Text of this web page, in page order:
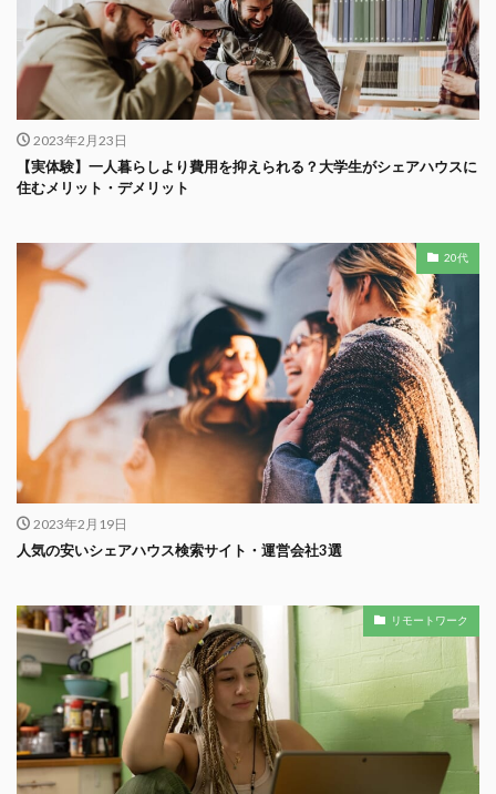
2023年2月23日
【実体験】一人暮らしより費用を抑えられる？大学生がシェアハウスに
住むメリット・デメリット
20代
2023年2月19日
人気の安いシェアハウス検索サイト・運営会社3選
リモートワーク